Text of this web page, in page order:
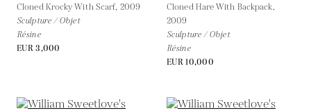
Cloned Krocky With Scarf, 2009
Sculpture / Objet
Résine
EUR 3,000
Cloned Hare With Backpack,
2009
Sculpture / Objet
Résine
EUR 10,000